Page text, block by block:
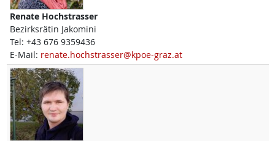
Renate Hochstrasser
Bezirksrätin Jakomini
Tel: +43 676 9359436
E-Mail: renate.hochstrasser@kpoe-graz.at